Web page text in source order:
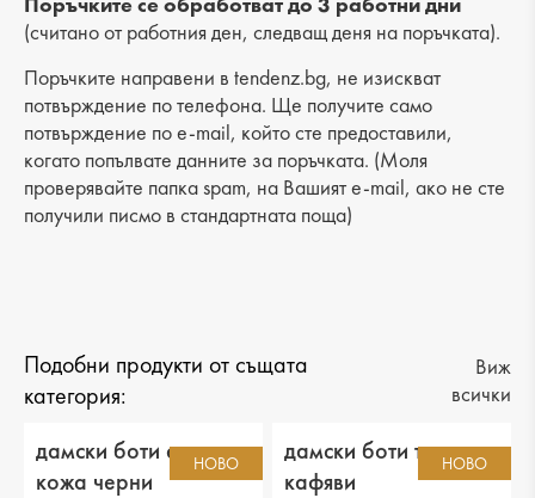
Разстояние от петата до горната част: 14 cm
Обиколка на прасеца: -
(считано от работния ден, следващ деня на поръчката).
Поръчките направени в tendenz.bg, не изискват
потвърждение по телефона. Ще получите само
потвърждение по e-mail, който сте предоставили,
когато попълвате данните за поръчката. (Моля
проверявайте папка spam, на Вашият e-mail, ако не сте
получили писмо в стандартната поща)
Подобни продукти от същата
категория:
Виж
всички
НОВО
дамски боти еко
кожа черни
НОВО
дамски боти текстил
кафяви